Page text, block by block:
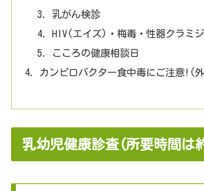
乳がん検診
HIV(エイズ)・梅毒・性器クラミ
こころの健康相談日
カンピロバクター食中毒にご注意!(
乳幼児健康診査(所要時間は